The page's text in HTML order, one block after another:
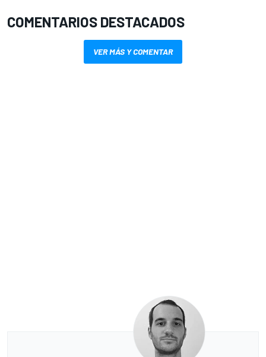
COMENTARIOS DESTACADOS
VER MÁS Y COMENTAR